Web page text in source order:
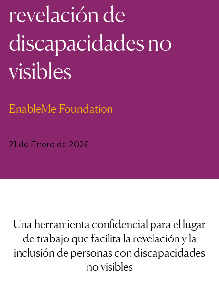
revelación de
discapacidades no
visibles
EnableMe Foundation
21 de Enero de 2026
Una herramienta confidencial para el lugar
de trabajo que facilita la revelación y la
inclusión de personas con discapacidades
no visibles